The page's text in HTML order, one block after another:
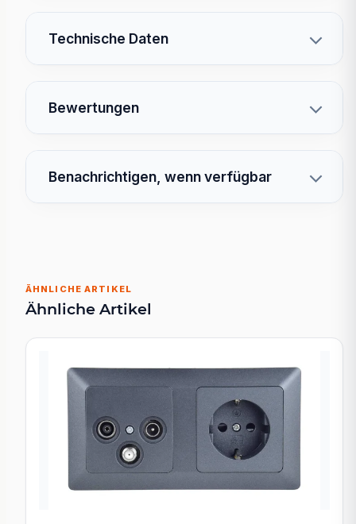
Technische Daten
Bewertungen
Benachrichtigen, wenn verfügbar
ÄHNLICHE ARTIKEL
Ähnliche Artikel